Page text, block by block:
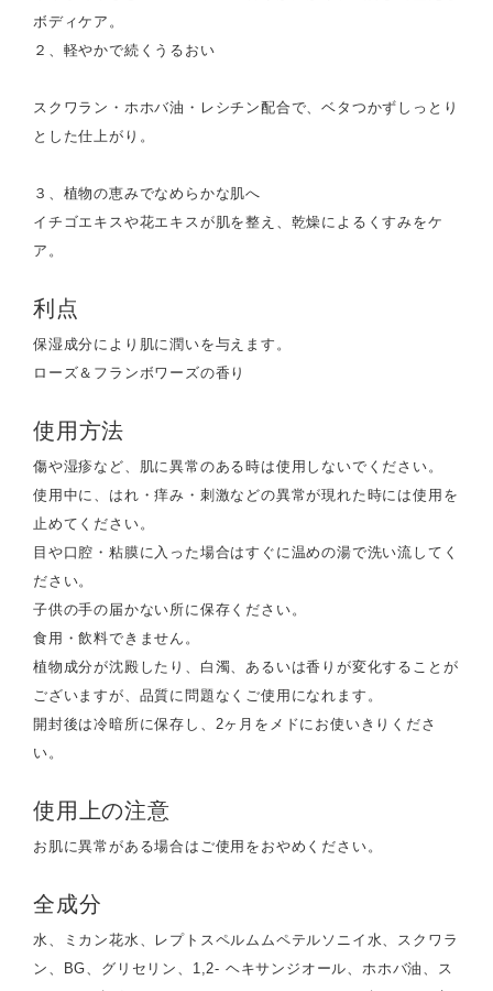
ボディケア。
２、軽やかで続くうるおい
スクワラン・ホホバ油・レシチン配合で、ベタつかずしっとり
とした仕上がり。
３、植物の恵みでなめらかな肌へ
イチゴエキスや花エキスが肌を整え、乾燥によるくすみをケ
ア。
利点
保湿成分により肌に潤いを与えます。
ローズ＆フランボワーズの香り
使用方法
傷や湿疹など、肌に異常のある時は使用しないでください。
使用中に、はれ・痒み・刺激などの異常が現れた時には使用を
止めてください。
目や口腔・粘膜に入った場合はすぐに温めの湯で洗い流してく
ださい。
子供の手の届かない所に保存ください。
食用・飲料できません。
植物成分が沈殿したり、白濁、あるいは香りが変化することが
ございますが、品質に問題なくご使用になれます。
開封後は冷暗所に保存し、2ヶ月をメドにお使いきりくださ
い。
使用上の注意
お肌に異常がある場合はご使用をおやめください。
全成分
水、ミカン花水、レプトスペルムムペテルソニイ水、スクワラ
ン、BG、グリセリン、1,2- ヘキサンジオール、ホホバ油、ス